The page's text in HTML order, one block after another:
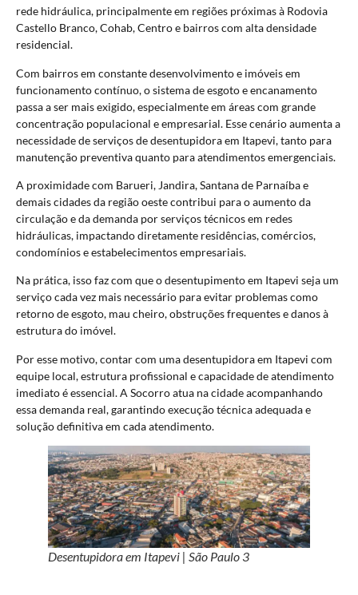
rede hidráulica, principalmente em regiões próximas à Rodovia
Castello Branco, Cohab, Centro e bairros com alta densidade
residencial.
Com bairros em constante desenvolvimento e imóveis em
funcionamento contínuo, o sistema de esgoto e encanamento
passa a ser mais exigido, especialmente em áreas com grande
concentração populacional e empresarial. Esse cenário aumenta a
necessidade de serviços de desentupidora em Itapevi, tanto para
manutenção preventiva quanto para atendimentos emergenciais.
A proximidade com Barueri, Jandira, Santana de Parnaíba e
demais cidades da região oeste contribui para o aumento da
circulação e da demanda por serviços técnicos em redes
hidráulicas, impactando diretamente residências, comércios,
condomínios e estabelecimentos empresariais.
Na prática, isso faz com que o desentupimento em Itapevi seja um
serviço cada vez mais necessário para evitar problemas como
retorno de esgoto, mau cheiro, obstruções frequentes e danos à
estrutura do imóvel.
Por esse motivo, contar com uma desentupidora em Itapevi com
equipe local, estrutura profissional e capacidade de atendimento
imediato é essencial. A Socorro atua na cidade acompanhando
essa demanda real, garantindo execução técnica adequada e
solução definitiva em cada atendimento.
Desentupidora em Itapevi | São Paulo 3